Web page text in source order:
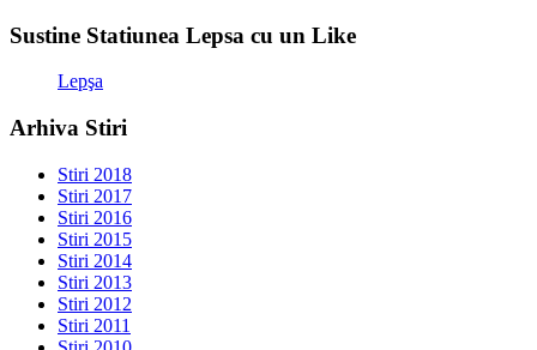
Sustine Statiunea Lepsa cu un Like
Lepşa
Arhiva Stiri
Stiri 2018
Stiri 2017
Stiri 2016
Stiri 2015
Stiri 2014
Stiri 2013
Stiri 2012
Stiri 2011